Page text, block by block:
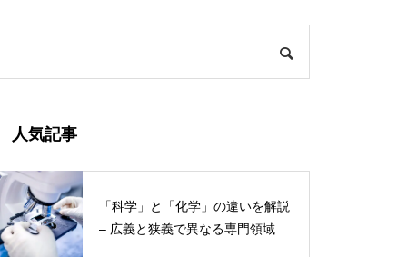
人気記事
「科学」と「化学」の違いを解説
– 広義と狭義で異なる専門領域